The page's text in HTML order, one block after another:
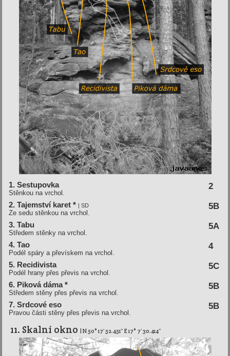
1. Sestupovka 2
Stěnkou na vrchol.
2. Tajemství­ karet * | SD 5B
Ze sedu stěnkou na vrchol.
3. Tabu 5A
Středem stěnky na vrchol.
4. Tao 4
Podél spáry a převískem na vrchol.
5. Recidivista 5C
Podél hrany přes převis na vrchol.
6. Piková dáma * 5B
Středem stěny přes převis na vrchol.
7. Srdcové eso 5B
Pravou části stěny přes převis na vrchol.
11. Skalní­ okno | N 50° 17′ 52.451″ E 17° 7′ 30.414″